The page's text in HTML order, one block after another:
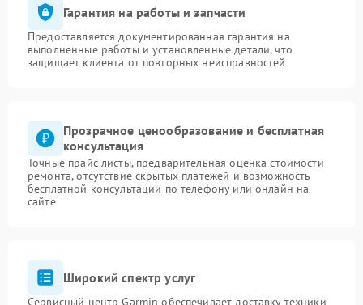
Гарантия на работы и запчасти
Предоставляется документированная гарантия на
выполненные работы и установленные детали, что
защищает клиента от повторных неисправностей
Прозрачное ценообразование и бесплатная
консультация
Точные прайс-листы, предварительная оценка стоимости
ремонта, отсутствие скрытых платежей и возможность
бесплатной консультации по телефону или онлайн на
сайте
Широкий спектр услуг
Сервисный центр Garmin обеспечивает доставку техники